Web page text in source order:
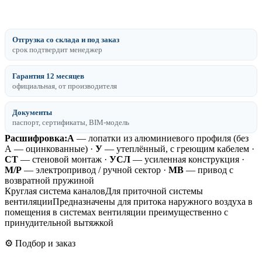
Отгрузка со склада и под заказ
срок подтвердит менеджер
Гарантия 12 месяцев
официальная, от производителя
Документы
паспорт, сертификаты, BIM-модель
Расшифровка:А — лопатки из алюминиевого профиля (без
А — оцинкованные) · У — утеплённый, с греющим кабелем ·
СТ — стеновой монтаж · УСЛ — усиленная конструкция ·
М/Р — электропривод / ручной сектор · МВ — привод с
возвратной пружиной
Круглая система каналовДля приточной системы
вентиляцииПредназначены для притока наружного воздуха в
помещения в системах вентиляции преимущественно с
принудительной вытяжкой
⚙️ Подбор и заказ